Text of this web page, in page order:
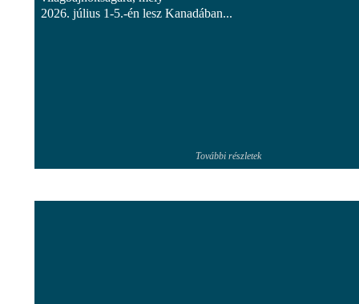
2026. július 1-5.-én lesz Kanadában...
További részletek